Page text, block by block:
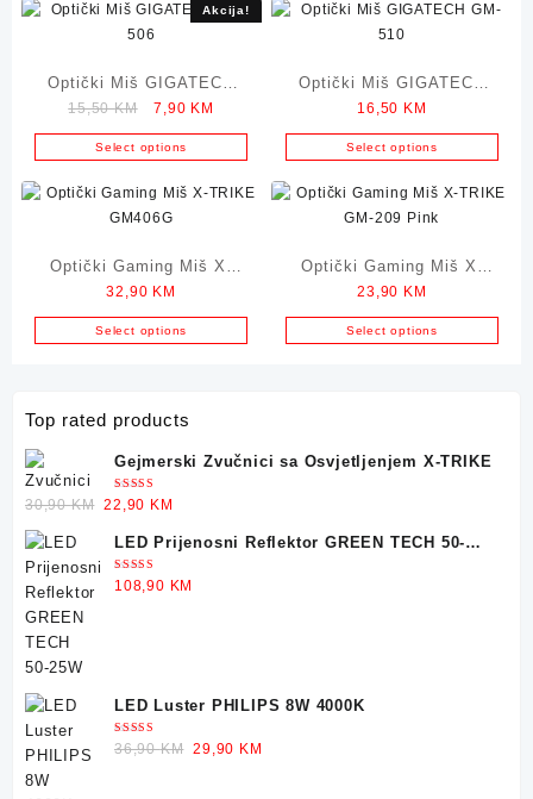
Akcija!
Optički Miš GIGATECH
GM-506
15,50KM
Original
price
was:
7,90 KM
price
is:
7,90 KM.
Select options
Optički Miš GIGATECH
GM-510
16,50 KM
Select options
Optički Gaming Miš X-
TRIKE GM406G
32,90 KM
Select options
Optički Gaming Miš X-
TRIKE GM-209 Pink
23,90 KM
Select options
Top rated products
Gejmerski Zvučnici sa Osvjetljenjem X-TRIKE
Ocjenjeno
5.00 od 5
30,90KM Original
was:
30,90 KM.
22,90 KM
is:
22,90 KM.
LED Prijenosni Reflektor GREEN TECH 50-
25W
Ocjenjeno
5.00od 5
108,90 KM
LED Luster PHILIPS 8W 4000K
Ocjenjeno
5.00od 5
36,90KM Original
29,90 KM